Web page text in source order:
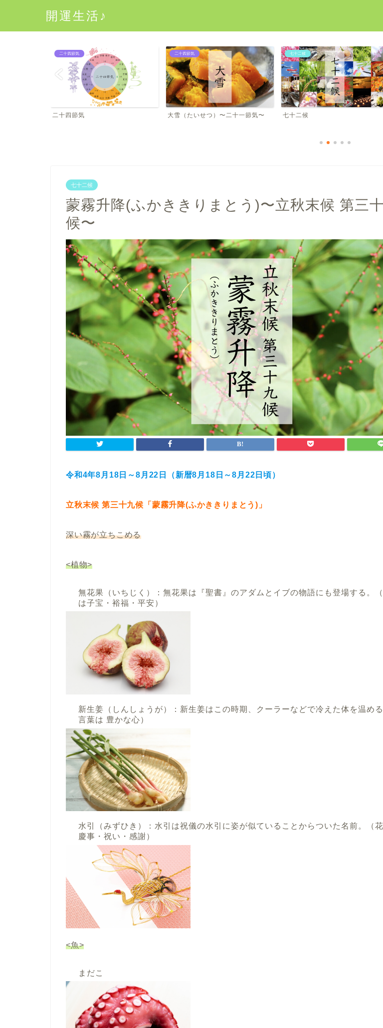
開運生活♪
二十四節気
大雪（たいせつ）〜二十一節気〜
七十二候
七十二候
七十二候
鱖魚群(さけのうおむらがる)〜大雪
七十二候
蒙霧升降(ふかききりまとう)〜立秋末候 第三
候〜
令和4年8月18日～8月22日（新暦8月18日～8月22日頃）
立秋末候 第三十九候「蒙霧升降(ふかききりまとう)」
深い霧が立ちこめる
<植物>
無花果（いちじく）：無花果は『聖書』のアダムとイブの物語にも登場する。
は子宝・裕福・平安）
新生姜（しんしょうが）：新生姜はこの時期、クーラーなどで冷えた体を温め
言葉は 豊かな心）
水引（みずひき）：水引は祝儀の水引に姿が似ていることからついた名前。（
慶事・祝い・感謝）
<魚>
まだこ